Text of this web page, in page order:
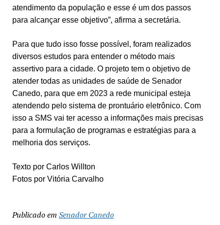
atendimento da população e esse é um dos passos
para alcançar esse objetivo”, afirma a secretária.
Para que tudo isso fosse possível, foram realizados
diversos estudos para entender o método mais
assertivo para a cidade. O projeto tem o objetivo de
atender todas as unidades de saúde de Senador
Canedo, para que em 2023 a rede municipal esteja
atendendo pelo sistema de prontuário eletrônico. Com
isso a SMS vai ter acesso a informações mais precisas
para a formulação de programas e estratégias para a
melhoria dos serviços.
Texto por Carlos Willton
Fotos por Vitória Carvalho
Publicado em Senador Canedo